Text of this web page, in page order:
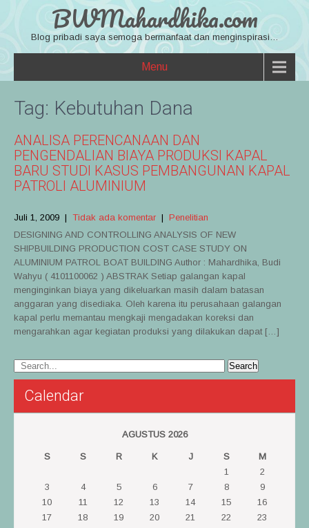
BWMahardhika.com
Blog pribadi saya semoga bermanfaat dan menginspirasi…
Menu
Tag: Kebutuhan Dana
ANALISA PERENCANAAN DAN
PENGENDALIAN BIAYA PRODUKSI KAPAL
BARU STUDI KASUS PEMBANGUNAN KAPAL
PATROLI ALUMINIUM
Juli 1, 2009 | Tidak ada komentar | Penelitian
DESIGNING AND CONTROLLING ANALYSIS OF NEW
SHIPBUILDING PRODUCTION COST CASE STUDY ON
ALUMINIUM PATROL BOAT BUILDING Author : Mahardhika, Budi
Wahyu ( 4101100062 ) ABSTRAK Setiap galangan kapal
menginginkan biaya yang dikeluarkan masih dalam batasan
anggaran yang disediaka. Oleh karena itu perusahaan galangan
kapal perlu memantau mengkaji mengadakan koreksi dan
mengarahkan agar kegiatan produksi yang dilakukan dapat […]
Calendar
AGUSTUS 2026
S S R K J S
M
1
2
3
4 5 6 7 8
9
10
11 12 13 14 15
16
17
18 19 20 21 22
23